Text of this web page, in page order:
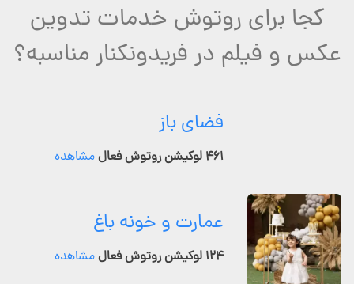
کجا برای روتوش خدمات تدوین
عکس و فیلم در فریدونکنار مناسبه؟
فضای باز
۴۶۱ لوکیشن روتوش فعال مشاهده
عمارت و خونه باغ
۱۲۴ لوکیشن روتوش فعال مشاهده